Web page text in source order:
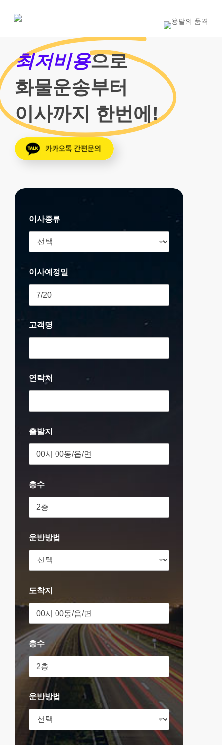
1800-7455
최저비용으로
화물운송부터
이사까지 한번에!
이사종류
이사예정일
고객명
연락처
출발지
층수
운반방법
도착지
층수
운반방법